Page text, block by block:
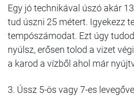
Egy jó technikával úszó akár
tud úszni 25 métert. Igyekezz
tempószámodat. Ezt úgy
nyúlsz, erősen tolod a vizet
a karod a vízből ahol már
3. Ússz 5-ös vagy 7-es